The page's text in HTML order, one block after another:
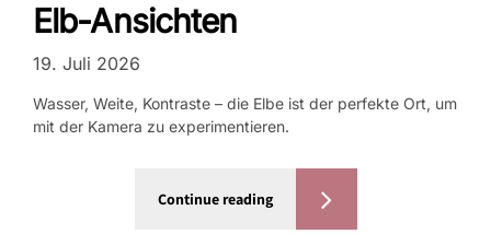
Elb-Ansichten
19. Juli 2026
Wasser, Weite, Kontraste – die Elbe ist der perfekte Ort, um
mit der Kamera zu experimentieren.
Continue reading